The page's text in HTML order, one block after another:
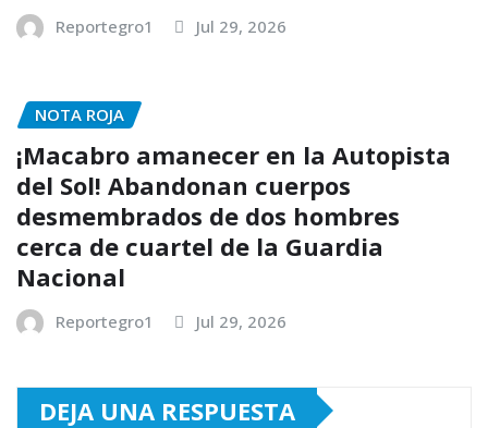
Reportegro1 Jul 29, 2026
NOTA ROJA
¡Macabro amanecer en la Autopista
del Sol! Abandonan cuerpos
desmembrados de dos hombres
cerca de cuartel de la Guardia
Nacional
Reportegro1 Jul 29, 2026
DEJA UNA RESPUESTA